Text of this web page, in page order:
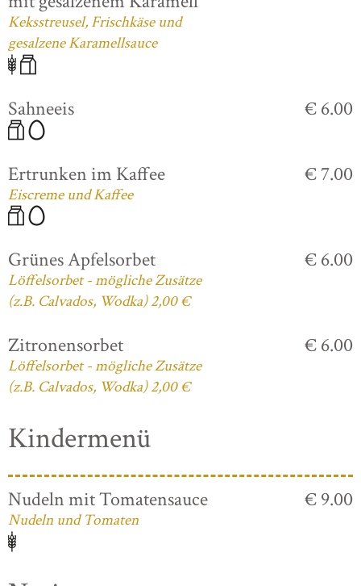
Keksstreusel, Frischkäse und
gesalzene Karamellsauce
Sahneeis € 6.00
Ertrunken im Kaffee
Eiscreme und Kaffee
€ 7.00
Grünes Apfelsorbet
Löffelsorbet - mögliche Zusätze
(z.B. Calvados, Wodka) 2,00 €
€ 6.00
Zitronensorbet
Löffelsorbet - mögliche Zusätze
(z.B. Calvados, Wodka) 2,00 €
€ 6.00
Kindermenü
Nudeln mit Tomatensauce
Nudeln und Tomaten
€ 9.00